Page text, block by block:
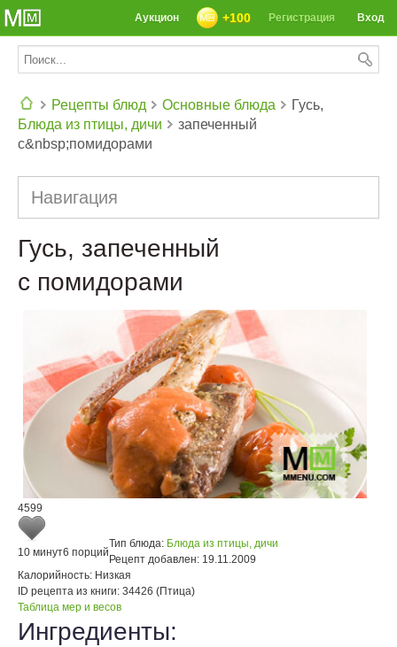
Вход
Регистрация
+100
Аукцион
Рецепты блюд
Основные блюда
Блюда из птицы, дичи
Гусь,
запеченный
с&nbsp;помидорами
Навигация
Гусь, запеченный
с помидорами
4599
10 минут6 порций
Тип блюда: Блюда из птицы, дичи
Рецепт добавлен: 19.11.2009
Калорийность: Низкая
ID рецепта из книги: 34426 (Птица)
Таблица мер и весов
Ингредиенты: